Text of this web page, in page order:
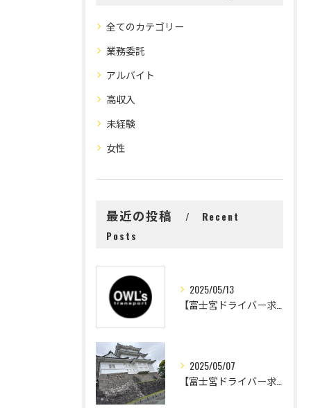
全てのカテゴリー
業務委託
アルバイト
高収入
未経験
女性
最近の投稿
Recent
Posts
2025/05/13
2025/05/07